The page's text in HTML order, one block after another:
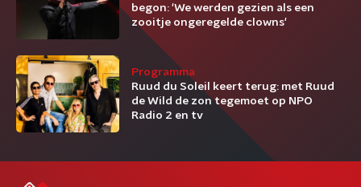
begon: 'We werden gezien als een
zooitje ongeregelde clowns'
Programma
Ruud du Soleil keert terug: met Ruud
de Wild de zon tegemoet op NPO
Radio 2 en tv